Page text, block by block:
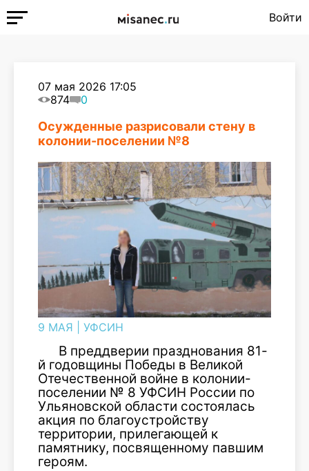
Войти
07 мая 2026 17:05
874
0
Осужденные разрисовали стену в
колонии-поселении №8
9 МАЯ УФСИН
В преддверии празднования 81-
й годовщины Победы в Великой
Отечественной войне в колонии-
поселении № 8 УФСИН России по
Ульяновской области состоялась
акция по благоустройству
территории, прилегающей к
памятнику, посвященному павшим
героям.